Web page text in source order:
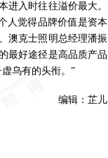
进入时往往溢价最大。
人觉得品牌价值是资本
澳克士照明总经理潘振
最好途径是高品质产品
乌有的头衔。”
编辑：芷儿